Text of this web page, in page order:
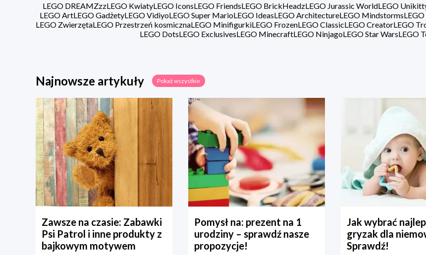
LEGO DREAMZzzLEGO KwiatyLEGO IconsLEGO FriendsLEGO BrickHeadzLEGO Jurassic WorldLEGO
LEGO ArtLEGO GadżetyLEGO VidiyoLEGO Super MarioLEGO IdeasLEGO ArchitectureLEGO Mindstorms
LEGO ZwierzętaLEGO Przestrzeń kosmicznaLEGO MinifigurkiLEGO FrozenLEGO ClassicLEGO CreatorLEGO
LEGO DotsLEGO ExclusivesLEGO MinecraftLEGO NinjagoLEGO Star WarsLEGO
Najnowsze artykuły Pokaż wszystkie
Zawsze na czasie: Zabawki
Psi Patrol i inne produkty z
bajkowym motywem
Pomysł na: prezent na 1
urodziny – sprawdź nasze
propozycje!
Jak wybrać
gryzak dla
Sprawdź!